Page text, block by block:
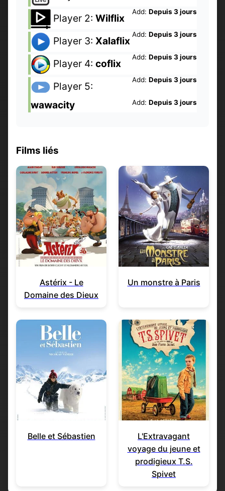
Add: Depuis 3 jours
Player 2: Wilflix
Add: Depuis 3 jours
Player 3: Xalaflix
Add: Depuis 3 jours
Player 4: coflix
Add: Depuis 3 jours
Player 5:
wawacity
Add: Depuis 3 jours
Films liés
Astérix - Le
Domaine des Dieux
Un monstre à Paris
Belle et Sébastien
L'Extravagant
voyage du jeune et
prodigieux T.S.
Spivet